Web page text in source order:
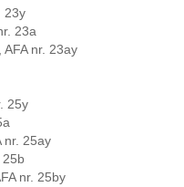
23y
23a
nr. 23ay
25y
nr. 25ay
25b
nr. 25by